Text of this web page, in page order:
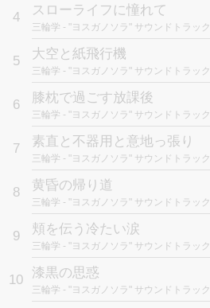
4 スローライフに憧れて
三輪学 - "ヨスガノソラ" サウンドトラック
5 大空と紙飛行機
三輪学 - "ヨスガノソラ" サウンドトラック
6 膝枕で過ごす放課後
三輪学 - "ヨスガノソラ" サウンドトラック
7 素直と不器用と意地っ張り
三輪学 - "ヨスガノソラ" サウンドトラック
8 黄昏の帰り道
三輪学 - "ヨスガノソラ" サウンドトラック
9 頬を伝う冷たい涙
三輪学 - "ヨスガノソラ" サウンドトラック
10 漆黒の思惑
三輪学 - "ヨスガノソラ" サウンドトラック